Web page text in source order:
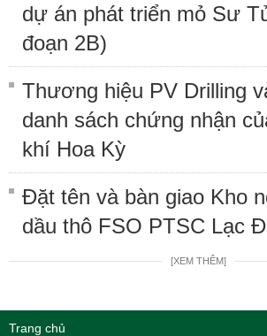
dự án phát triển mỏ Sư
đoạn 2B)
Thương hiệu PV Drilling
danh sách chứng nhận
khí Hoa Kỳ
Đặt tên và bàn giao Kho
dầu thô FSO PTSC Lạc
[XEM THÊM]
Trang chủ